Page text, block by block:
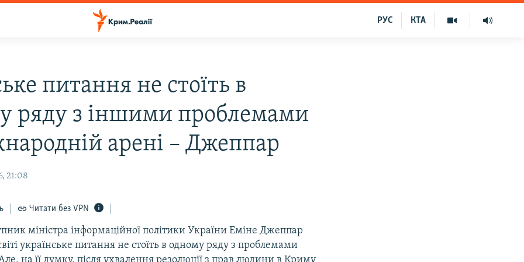
КТА
РУС
питання не стоїть в
ряду з іншими проблемами
арені – Джеппар
21:08
Читати без VPN
міністра інформаційної політики України Еміне Джеппар
українське питання не стоїть в одному ряду з проблемами